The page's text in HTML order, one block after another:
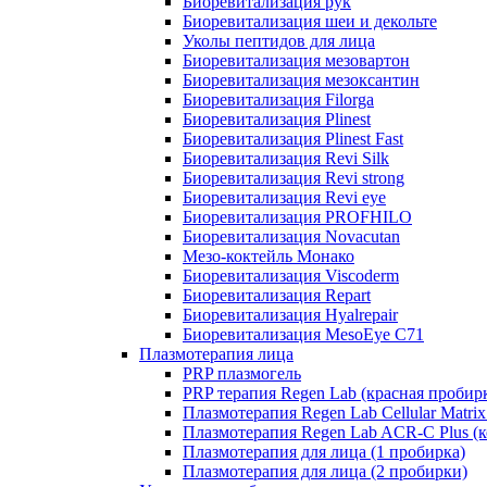
Биоревитализация шеи и декольте
Уколы пептидов для лица
Биоревитализация мезовартон
Биоревитализация мезоксантин
Биоревитализация Filorga
Биоревитализация Plinest
Биоревитализация Plinest Fast
Биоревитализация Revi Silk
Биоревитализация Revi strong
Биоревитализация Revi eye
Биоревитализация PROFHILO
Биоревитализация Novacutan
Мезо-коктейль Монако
Биоревитализация Viscoderm
Биоревитализация Repart
Биоревитализация Hyalrepair
Биоревитализация MesoEye C71
Плазмотерапия лица
PRP плазмогель
PRP терапия Regen Lab (красная
Плазмотерапия Regen Lab Cellular
Плазмотерапия Regen Lab ACR-C Plus
Плазмотерапия для лица (1 пробирка)
Плазмотерапия для лица (2 пробирки)